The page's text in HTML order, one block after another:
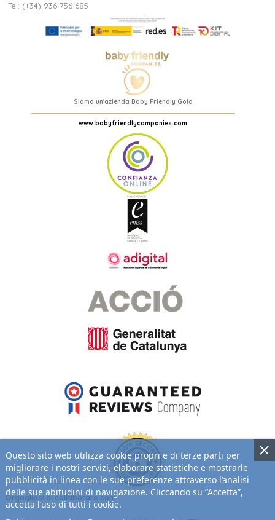
Tel: (+34) 936 756 685
Siamo un'azienda Baby Friendly Gold
www.babyfriendlycompanies.com
Orgogliosi di collaborare con:
Questo sito web utilizza cookie propri e di terze parti per
migliorare i nostri servizi, elaborare statistiche e mostrarle
pubblicità in linea con le sue preferenze attraverso l’analisi
delle sue abitudini di navigazione. Cliccando su “Accetta”,
accetta l’uso di tutti i cookie.